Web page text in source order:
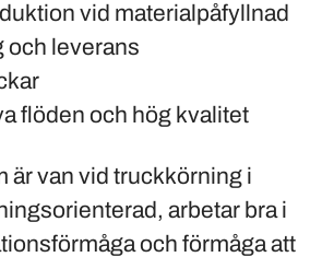
vid materialpåfyllnad
och leverans
flöden och hög kvalitet
är van vid truckkörning i
arbetar bra i
och förmåga att